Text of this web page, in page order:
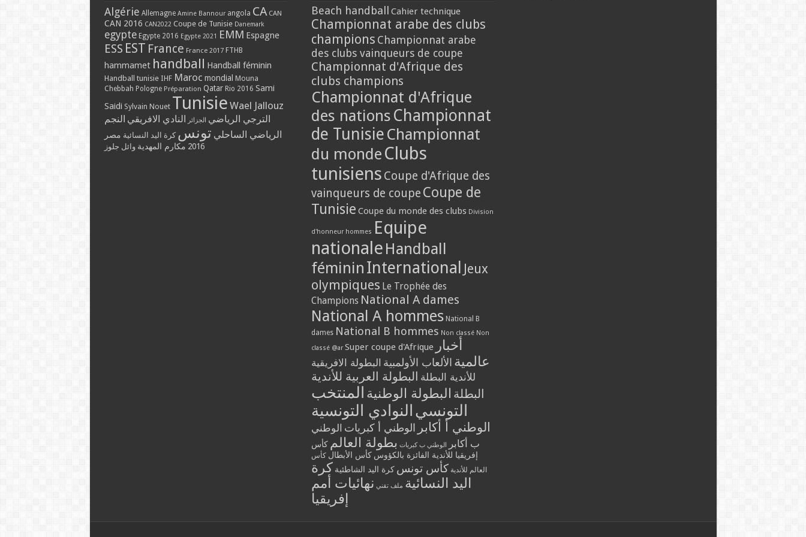
Algérie Allemagne Amine Bannour angola CA CAN
CAN 2016 CAN2022 Coupe de Tunisie Danemark
egypte Egypte 2016 Egypte 2021 EMM Espagne
ESS EST France France 2017 FTHB
hammamet handball Handball féminin
Handball tunisie IHF Maroc mondial Mouna
Chebbah Pologne Préparation Qatar Rio 2016 Sami
Saidi Sylvain Nouet Tunisie Wael Jallouz
الترجي الرياضي الجزائر النادي الافريقي النجم
الرياضي الساحلي تونس كرة اليد النسائية مصر
2016 مكارم المهدية وائل جلوز
Beach handball Cahier technique
Championnat arabe des clubs
champions Championnat arabe
des clubs vainqueurs de coupe
Championnat d'Afrique des
clubs champions
Championnat d'Afrique
des nations Championnat
de Tunisie Championnat
du monde Clubs
tunisiens Coupe d'Afrique des
vainqueurs de coupe Coupe de
Tunisie Coupe du monde des clubs Division
d'honneur hommes Equipe
nationale Handball
féminin International Jeux
olympiques Le Trophée des
Champions National A dames
National A hommes National B
dames National B hommes Non classé Non
classé @ar Super coupe d'Afrique أخبار
عالمية الألعاب الأولمبية البطولة الافريقية
للأندية البطلة البطولة العربية للأندية
البطلة البطولة الوطنية المنتخب
التونسي النوادي التونسية
الوطني أ أكابر الوطني أ كبريات الوطني
ب أكابر
الوطني ب كبريات بطولة العالم كأس
إفريقيا للأندية الفائزة بالكؤوس كأس الأبطال كأس
العالم للأندية كأس تونس كرة اليد الشاطئية كرة
اليد النسائية ملف تقني نهائيات أمم
إفريقيا